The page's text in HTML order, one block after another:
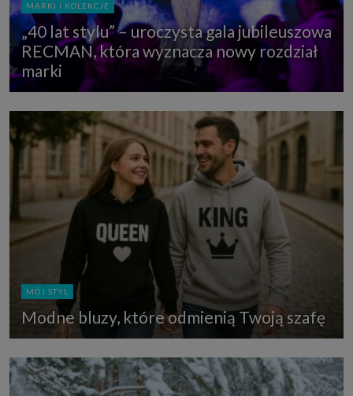
MARKI I KOLEKCJE
„40 lat stylu” – uroczysta gala jubileuszowa
RECMAN, która wyznacza nowy rozdział
marki
MÓJ STYL
Modne bluzy, które odmienią Twoją szafę